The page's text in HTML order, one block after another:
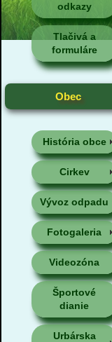
odkazy
Tlačivá a
formuláre
Obec
História obce
Cirkev
Vývoz odpadu
Fotogaleria
Videozóna
Športové
dianie
Urbárska